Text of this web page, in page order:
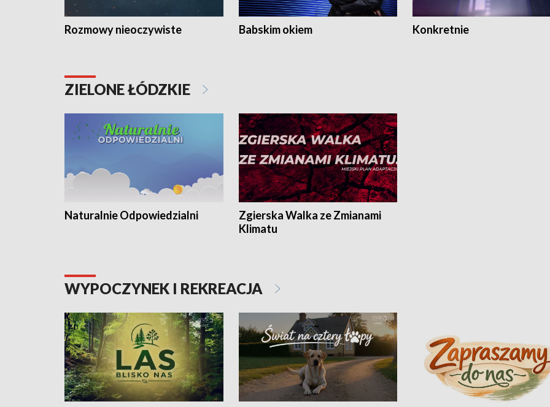
Rozmowy nieoczywiste Babskim okiem Konkretnie
ZIELONE ŁÓDZKIE
Naturalnie Odpowiedzialni
Zgierska Walka ze Zmianami
Klimatu
WYPOCZYNEK I REKREACJA